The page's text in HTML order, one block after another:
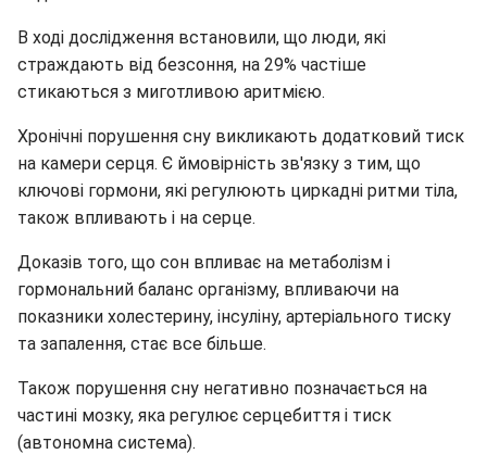
В ході дослідження встановили, що люди, які
страждають від безсоння, на 29% частіше
стикаються з миготливою аритмією.
Хронічні порушення сну викликають додатковий тиск
на камери серця. Є ймовірність зв'язку з тим, що
ключові гормони, які регулюють циркадні ритми тіла,
також впливають і на серце.
Доказів того, що сон впливає на метаболізм і
гормональний баланс організму, впливаючи на
показники холестерину, інсуліну, артеріального тиску
та запалення, стає все більше.
Також порушення сну негативно позначається на
частині мозку, яка регулює серцебиття і тиск
(автономна система).